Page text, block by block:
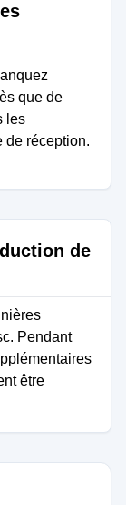
que de
les
de réception.
de
Pendant
être